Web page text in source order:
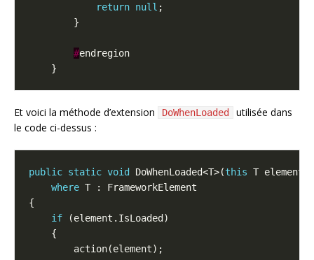
return null
#
Et voici la méthode d’extension DoWhenLoaded
utilisée dans
le code ci-dessus :
public static void DoWhenLoaded<T>(this
where
if